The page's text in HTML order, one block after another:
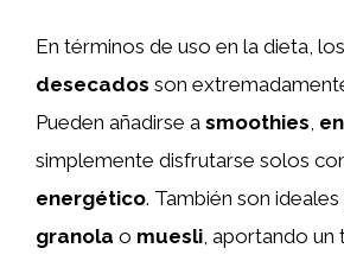
En términos de uso en la dieta, los
desecados son
Pueden añadirse a smoothies,
simplemente disfrutarse solos
energético. También son
granola o muesli, aportando un